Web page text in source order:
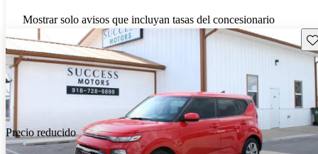
Mostrar solo avisos que incluyan tasas del concesionario
Precio reducido